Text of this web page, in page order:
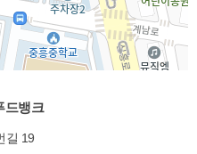
드뱅크
길 19